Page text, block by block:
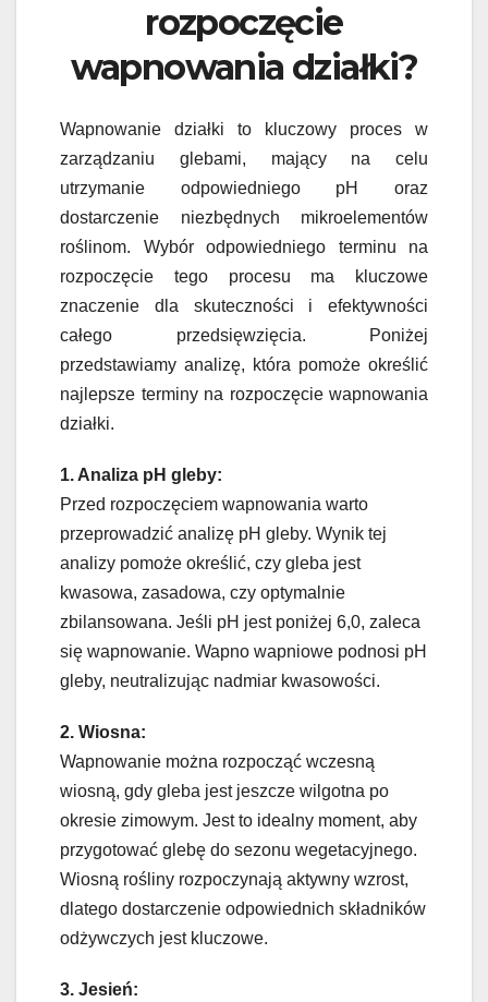
rozpoczęcie
wapnowania działki?
Wapnowanie działki to kluczowy proces w
zarządzaniu glebami, mający na celu
utrzymanie odpowiedniego pH oraz
dostarczenie niezbędnych mikroelementów
roślinom. Wybór odpowiedniego terminu na
rozpoczęcie tego procesu ma kluczowe
znaczenie dla skuteczności i efektywności
całego przedsięwzięcia. Poniżej
przedstawiamy analizę, która pomoże określić
najlepsze terminy na rozpoczęcie wapnowania
działki.
1. Analiza pH gleby:
Przed rozpoczęciem wapnowania warto
przeprowadzić analizę pH gleby. Wynik tej
analizy pomoże określić, czy gleba jest
kwasowa, zasadowa, czy optymalnie
zbilansowana. Jeśli pH jest poniżej 6,0, zaleca
się wapnowanie. Wapno wapniowe podnosi pH
gleby, neutralizując nadmiar kwasowości.
2. Wiosna:
Wapnowanie można rozpocząć wczesną
wiosną, gdy gleba jest jeszcze wilgotna po
okresie zimowym. Jest to idealny moment, aby
przygotować glebę do sezonu wegetacyjnego.
Wiosną rośliny rozpoczynają aktywny wzrost,
dlatego dostarczenie odpowiednich składników
odżywczych jest kluczowe.
3. Jesień: